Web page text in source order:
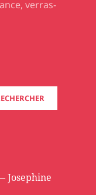
verras-
Josephine